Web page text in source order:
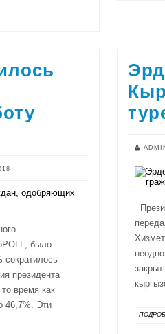
было
сократилось
президента
время как
46,7%. Эти